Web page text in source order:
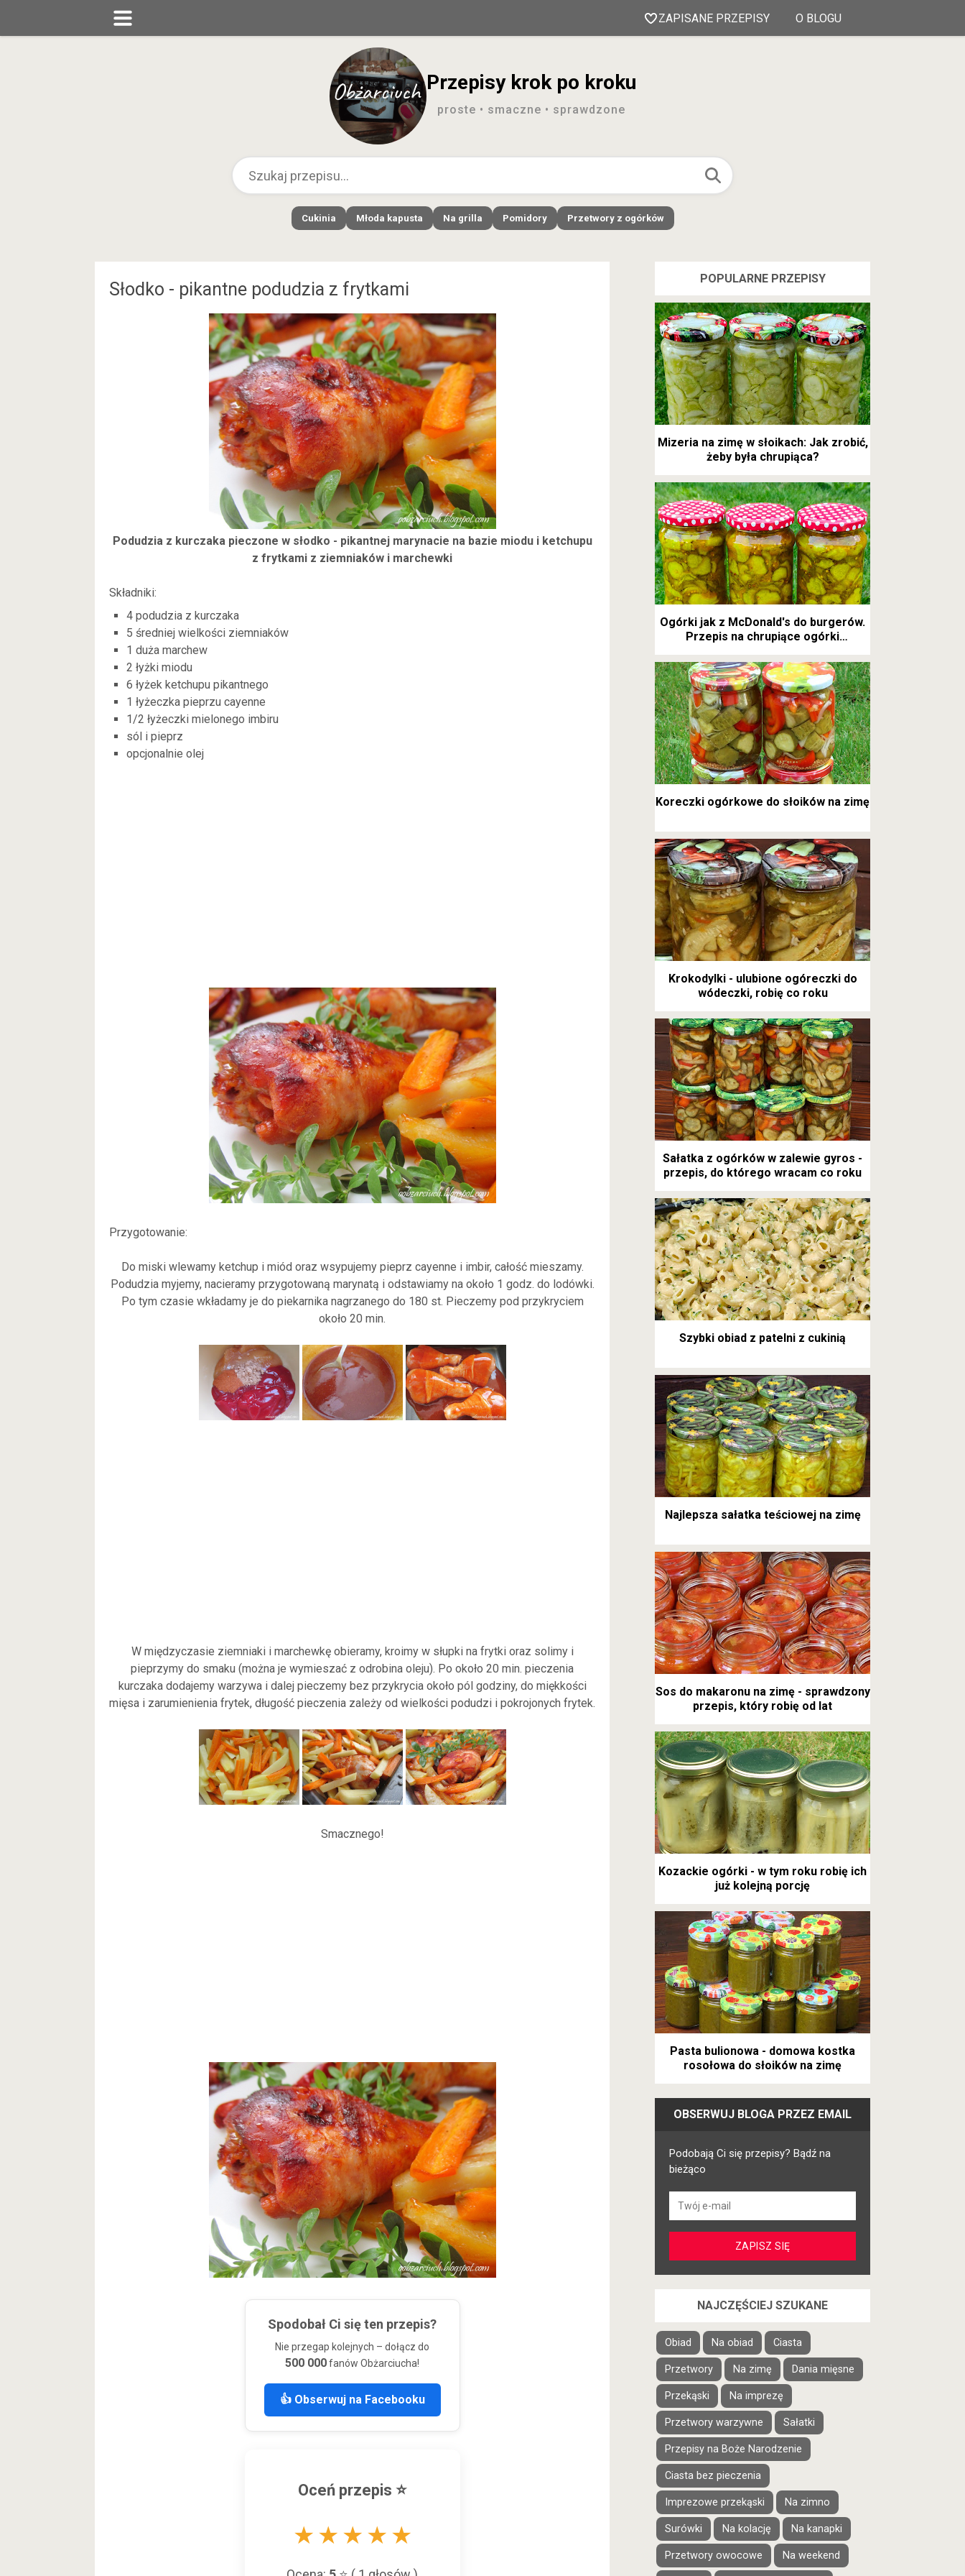
ZAPISANE PRZEPISY O BLOGU
Przepisy krok po kroku
proste • smaczne • sprawdzone
Cukinia Młoda kapusta Na grilla Pomidory Przetwory z ogórków
Słodko - pikantne podudzia z frytkami
Podudzia z kurczaka pieczone w słodko - pikantnej marynacie na bazie miodu i ketchupu
z frytkami z ziemniaków i marchewki
Składniki:
4 podudzia z kurczaka
5 średniej wielkości ziemniaków
1 duża marchew
2 łyżki miodu
6 łyżek ketchupu pikantnego
1 łyżeczka pieprzu cayenne
1/2 łyżeczki mielonego imbiru
sól i pieprz
opcjonalnie olej
Przygotowanie:
Do miski wlewamy ketchup i miód oraz wsypujemy pieprz cayenne i imbir, całość mieszamy.
Podudzia myjemy, nacieramy przygotowaną marynatą i odstawiamy na około 1 godz. do lodówki.
Po tym czasie wkładamy je do piekarnika nagrzanego do 180 st. Pieczemy pod przykryciem
około 20 min.
W międzyczasie ziemniaki i marchewkę obieramy, kroimy w słupki na frytki oraz solimy i
pieprzymy do smaku (można je wymieszać z odrobina oleju). Po około 20 min. pieczenia
kurczaka dodajemy warzywa i dalej pieczemy bez przykrycia około pól godziny, do miękkości
mięsa i zarumienienia frytek, długość pieczenia zależy od wielkości podudzi i pokrojonych frytek.
Smacznego!
Spodobał Ci się ten przepis?
Nie przegap kolejnych – dołącz do
500 000fanów Obżarciucha!
👍 Obserwuj na Facebooku
Oceń przepis ⭐
★ ★ ★ ★ ★
POPULARNE PRZEPISY
Mizeria na zimę w słoikach: Jak zrobić,
żeby była chrupiąca?
Ogórki jak z McDonald's do burgerów.
Przepis na chrupiące ogórki
Koreczki ogórkowe do słoików na zimę
Krokodylki - ulubione ogóreczki do
wódeczki, robię co roku
Sałatka z ogórków w zalewie gyros -
przepis, do którego wracam co roku
Szybki obiad z patelni z cukinią
Najlepsza sałatka teściowej na zimę
Sos do makaronu na zimę - sprawdzony
przepis, który robię od lat
Kozackie ogórki - w tym roku robię ich
już kolejną porcję
Pasta bulionowa - domowa kostka
rosołowa do słoików na zimę
OBSERWUJ BLOGA PRZEZ EMAIL
Podobają Ci się przepisy? Bądź na
bieżąco
NAJCZĘŚCIEJ SZUKANE
Obiad Na obiad Ciasta
Przetwory Na zimę Dania mięsne
Przekąski Na imprezę
Przetwory warzywne Sałatki
Przepisy na Boże Narodzenie
Ciasta bez pieczenia
Imprezowe przekąski Na zimno
Surówki Na kolację Na kanapki
Przetwory owocowe Na weekend